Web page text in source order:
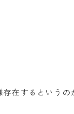
在するというの